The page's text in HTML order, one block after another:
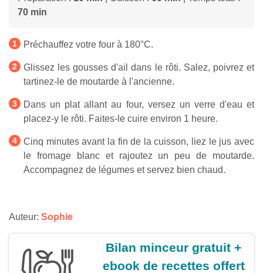
70 min
Préchauffez votre four à 180°C.
Glissez les gousses d'ail dans le rôti. Salez, poivrez et
tartinez-le de moutarde à l'ancienne.
Dans un plat allant au four, versez un verre d'eau et
placez-y le rôti. Faites-le cuire environ 1 heure.
Cinq minutes avant la fin de la cuisson, liez le jus avec
le fromage blanc et rajoutez un peu de moutarde.
Accompagnez de légumes et servez bien chaud.
Auteur: Sophie
Bilan minceur gratuit +
ebook de recettes offert